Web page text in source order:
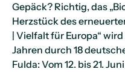
Gepäck? Richtig, das
Herzstück des
| Vielfalt für Europa“
Jahren durch 18
Fulda: Vom 12. bis 21.